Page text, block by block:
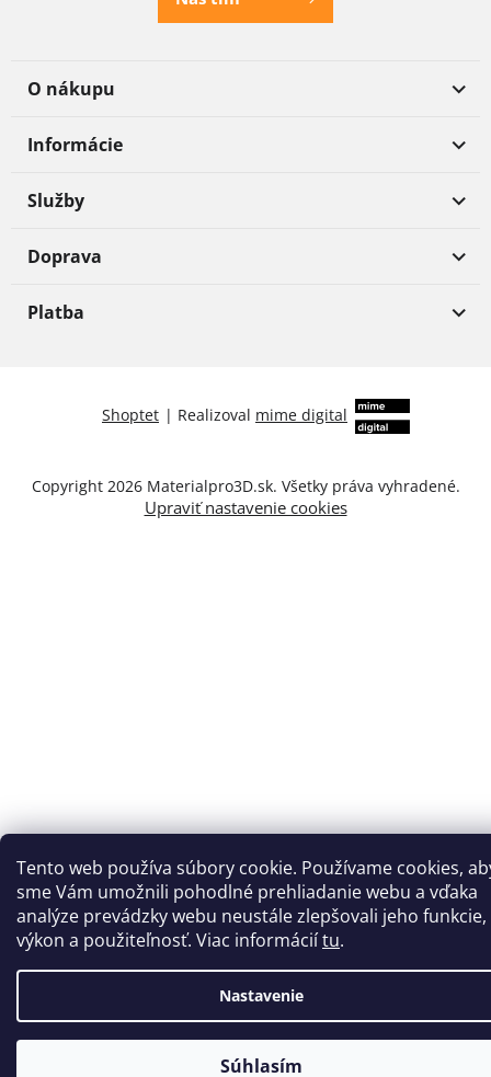
Tento web používa súbory cookie. Používame cookies,
sme Vám umožnili pohodlné prehliadanie webu a vďaka
analýze prevádzky webu neustále zlepšovali jeho funkcie,
výkon a použiteľnosť. Viac informáciítu.
Nastavenie
Súhlasím
O nákupu
Informácie
Služby
Doprava
Platba
Shoptet | Realizoval mime digital
Copyright 2026 Materialpro3D.sk. Všetky práva vyhradené.
Upraviť nastavenie cookies